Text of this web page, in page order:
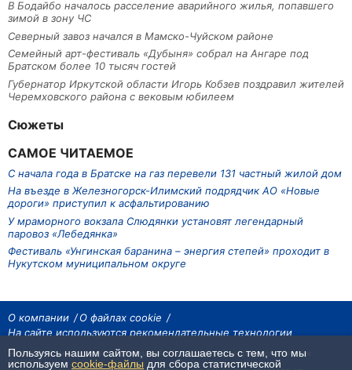
В Бодайбо началось расселение аварийного жилья, попавшего
зимой в зону ЧС
Северный завоз начался в Мамско-Чуйском районе
Семейный арт-фестиваль «Дубыня» собрал на Ангаре под
Братском более 10 тысяч гостей
Губернатор Иркутской области Игорь Кобзев поздравил жителей
Черемховского района с вековым юбилеем
Сюжеты
САМОЕ ЧИТАЕМОЕ
С начала года в Братске на газ перевели 131 частный жилой дом
На въезде в Железногорск-Илимский подрядчик АО «Новые
дороги» приступил к асфальтированию
У мраморного вокзала Слюдянки установят легендарный
паровоз «Лебедянка»
Фестиваль «Унгинская баранина – энергия степей» проходит в
Нукутском муниципальном округе
О компании
О файлах cookie
На сайте используются рекомендательные технологии
На сайте размещаются материалы ИА «Наш Север». Все права охраняются
законом.
Пользуясь нашим сайтом, вы соглашаетесь с тем, что мы
используем cookie-файлы для сбора статистической